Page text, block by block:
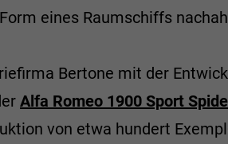
eines Raumschiffs
Bertone mit der
Alfa Romeo 1900 Sport
von etwa hundert